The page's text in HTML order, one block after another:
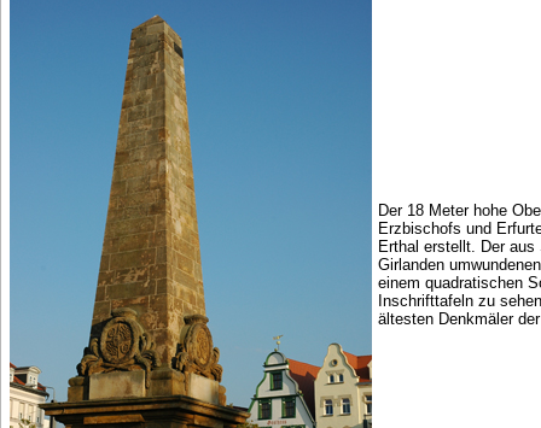
Der 18 Meter hohe
Erzbischofs und
Erthal erstellt. Der
Girlanden
einem quadratischen
Inschrifttafeln zu
ältesten Denkmäler